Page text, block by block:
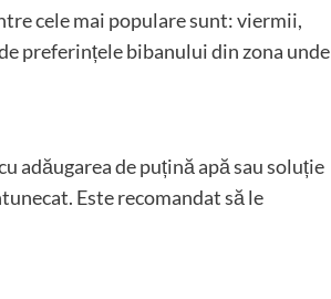
cele mai populare sunt: viermii,
preferințele bibanului din zona unde
adăugarea de puțină apă sau soluție
Este recomandat să le